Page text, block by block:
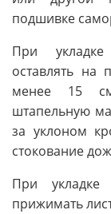
подшивке
При
оставлять на
менее 15
штапельную
за уклоном
стокование
При укладке
прижимать